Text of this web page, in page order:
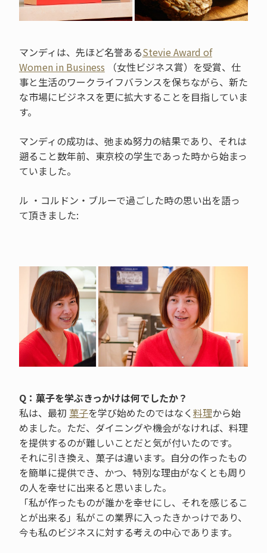
マンディは、先ほど名誉あるStevie Award of
Women in Business （女性ビジネス賞）を受賞、仕
事と生活のワークライフバランスを保ちながら、新た
な市場にビジネスを更に拡大することを目指していま
す。
マンディの成功は、弛まぬ努力の結果であり、それは
遡ること数年前、東京校の学生であった時から始まっ
ていました。
ル ・コルドン・ブルーで過ごした時の思い出を語っ
て頂きました:
Q：菓子を学ぶきっかけは何でしたか？
私は、最初 菓子を学び始めたのではなく 料理から始
めました。ただ、ダイニングや機会がなければ、料理
を提供するのが難しいことだと気が付いたのです。
それに引き換え、菓子は違います。自分の作ったもの
を簡単に提供でき、かつ、特別な理由がなくとも周り
の人を幸せに出来ると思いました。
「私が作ったものが誰かを幸せにし、それを感じるこ
とが出来る」私がこの業界に入ったきかっけであり、
今も私のビジネスに対する考えの中心であります。